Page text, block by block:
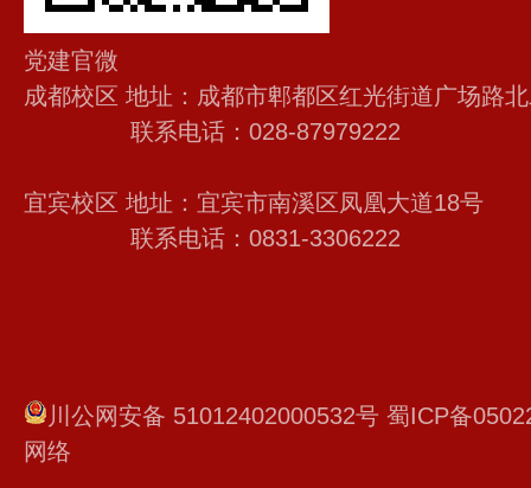
党建官微
成都校区 地址：成都市郫都区红光街道广场路
联系电话：028-87979222
宜宾校区 地址：宜宾市南溪区凤凰大道18号
联系电话：0831-3306222
川公网安备 51012402000532号 蜀ICP备
网络